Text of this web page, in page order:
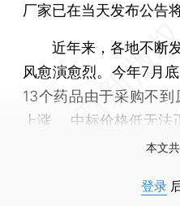
厂家已在当天发布公告
近年来，各地不断发
风愈演愈烈。今年7月
13个药品由于采购不
上涨、 中标价格低无法
本文
登录